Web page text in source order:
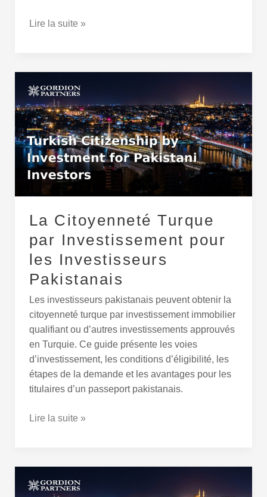
Lire la suite »
La Citoyenneté Turque
par Investissement pour
les Investisseurs
Pakistanais
Les investisseurs pakistanais peuvent obtenir la
citoyenneté turque par investissement immobilier
qualifiant ou d’autres investissements approuvés
en Turquie. Ce guide présente les voies
d’investissement, les conditions d’éligibilité, les
étapes de la demande et les avantages pour les
titulaires d’un passeport pakistanais.
Citoyenneté
Turque
par
Investissement
pour
les
Investisseurs
Pakistanais
Lire la suite »
Turque